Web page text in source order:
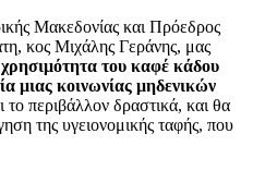
Μακεδονίας και Πρόεδρος
κος Μιχάλης Γεράνης, μας
του καφέ κάδου
μιας κοινωνίας μηδενικών
το περιβάλλον δραστικά, και θα
της υγειονομικής ταφής, που